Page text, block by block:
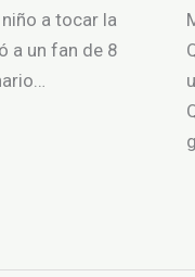
a tocar la
a un fan de 8